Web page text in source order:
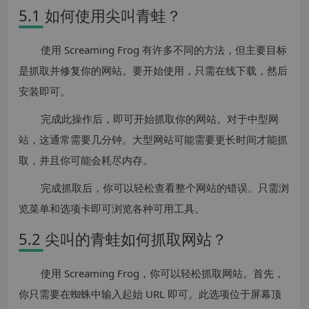
5.1 如何使用尖叫青蛙？
使用 Screaming Frog 有许多不同的方法，但主要目标
是抓取并修复你的网站。要开始使用，只需在线下载，然后
安装即可。
完成此操作后，即可开始抓取你的网站。对于中型网
站，这通常需要几分钟。大型网站可能需要更长时间才能抓
取，并且你可能会耗尽内存。
完成抓取后，你可以轻松查看整个网站的错误。只需浏
览菜单和选项卡即可浏览各种可用工具。
5.2 尖叫的青蛙如何抓取网站？
使用 Screaming Frog，你可以轻松抓取网站。首先，
你只需要在蜘蛛中输入起始 URL 即可。此选项位于屏幕顶